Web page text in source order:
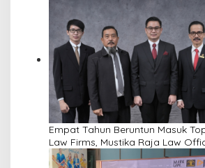
Empat Tahun Beruntun Masuk
Law Firms, Mustika Raja Law
sebagai Mitra Strategis Dunia